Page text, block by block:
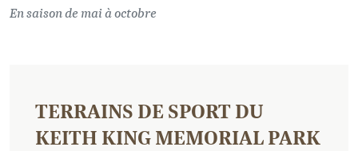
En saison de mai à octobre
TERRAINS DE SPORT DU
KEITH KING MEMORIAL PARK